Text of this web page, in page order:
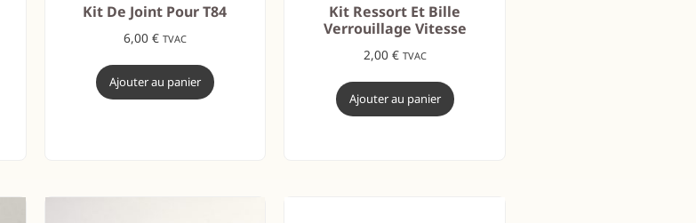
Kit De Joint Pour T84
6,00 € TVAC
Ajouter au panier
Kit Ressort Et Bille
Verrouillage Vitesse
2,00 € TVAC
Ajouter au panier